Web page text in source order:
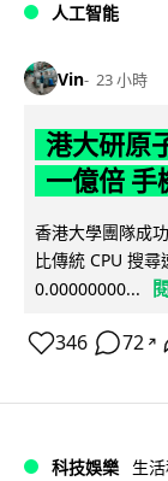
人工智能
Vin 23 小時
港大研原
一億倍 手
香港大學團隊成
比傳統 CPU 搜
0.00000000...
346 72 ↗
科技娛樂 生